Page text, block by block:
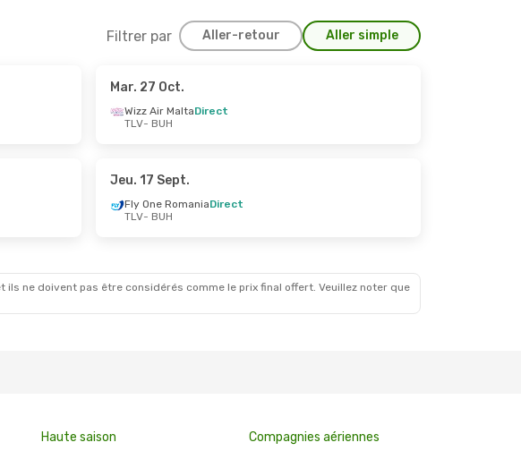
Filtrer par Aller-retour Aller simple
Mar. 27 Oct.
Wizz Air MaltaDirect
TLV- BUH
Jeu. 17 Sept.
Fly One RomaniaDirect
TLV- BUH
ne doivent pas être considérés comme le prix final offert. Veuillez noter que
Haute saison Compagnies aériennes